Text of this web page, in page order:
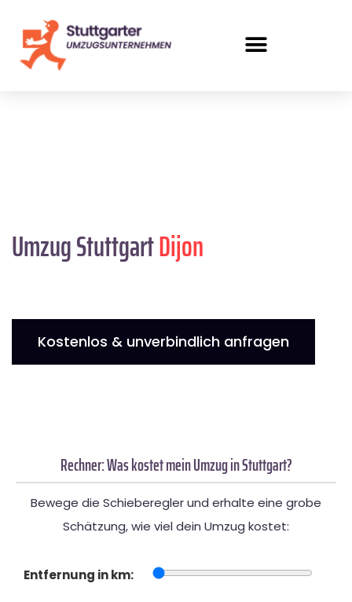
Umzug StuttgartDijon
Kostenlos & unverbindlich anfragen
Rechner: Was kostet mein Umzug in Stuttgart?
Bewege die Schieberegler und erhalte eine grobe
Schätzung, wie viel dein Umzug kostet:
Entfernung in km: